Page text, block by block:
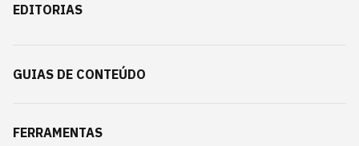
EDITORIAS
GUIAS DE CONTEÚDO
FERRAMENTAS